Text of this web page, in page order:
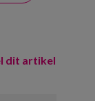
dit artikel